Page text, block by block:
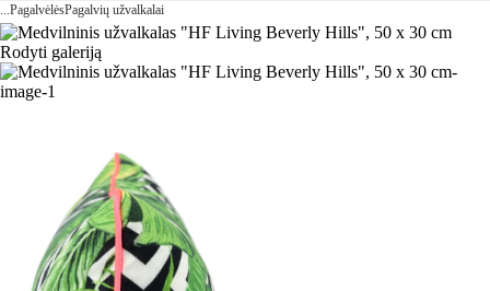
...PagalvėlėsPagalvių užvalkalai
Rodyti galeriją